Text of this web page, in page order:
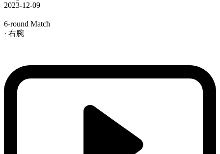
2023-12-09
6-round Match
· 右腕